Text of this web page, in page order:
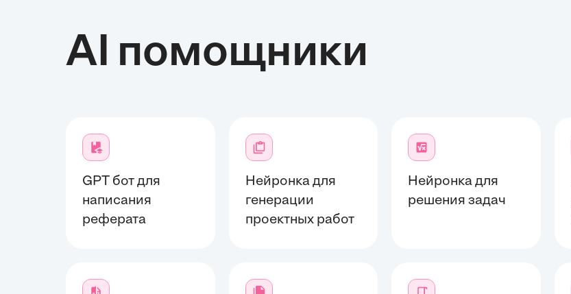
AI помощники
GPT бот для
написания
реферата
Нейронка для
генерации
проектных работ
Нейронка для
решения задач